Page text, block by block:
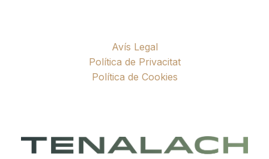
Avís Legal
Política de Privacitat
Política de Cookies